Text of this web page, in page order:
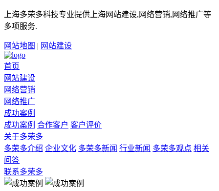
上海多荣多科技专业提供上海网站建设,网络营销,网络推广等
多项服务.
网站地图 | 网站建设
首页
网站建设
网络营销
网络推广
成功案例
成功案例 合作客户 客户评价
关于多荣多
多荣多介绍 企业文化 多荣多新闻 行业新闻 多荣多观点 相关
问答
联系多荣多